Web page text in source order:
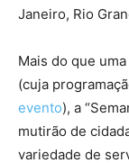
Janeiro, Rio
Mais do que
(cuja
evento), a
mutirão de
variedade de